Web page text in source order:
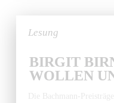
Lesung
BIRGIT
WOLLEN
Die Bachmann-